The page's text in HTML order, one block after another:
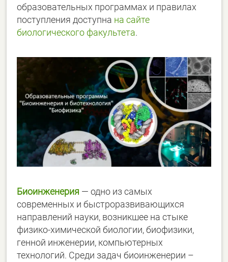
образовательных программах и правилах
поступления доступна на сайте
биологического факультета.
Биоинженерия — одно из самых
современных и быстроразвивающихся
направлений науки, возникшее на стыке
физико-химической биологии, биофизики,
генной инженерии, компьютерных
технологий. Среди задач биоинженерии –